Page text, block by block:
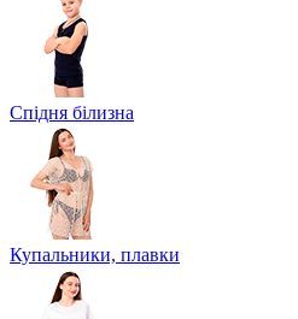
Спідня білизна
Купальники, плавки